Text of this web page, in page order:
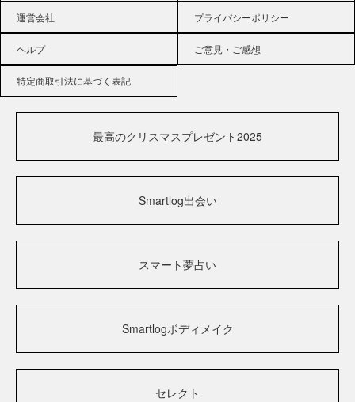
運営会社 プライバシーポリシー
ヘルプ ご意見・ご感想
特定商取引法に基づく表記
最高のクリスマスプレゼント2025
Smartlog出会い
スマート夢占い
Smartlogボディメイク
セレクト